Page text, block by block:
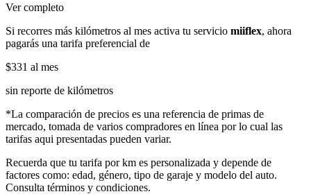
Ver completo
Si recorres más kilómetros al mes activa tu servicio miiflex, ahora
pagarás una tarifa preferencial de
$331 al mes
sin reporte de kilómetros
*La comparación de precios es una referencia de primas de
mercado, tomada de varios compradores en línea por lo cual las
tarifas aqui presentadas pueden variar.
Recuerda que tu tarifa por km es personalizada y depende de
factores como: edad, género, tipo de garaje y modelo del auto.
Consulta términos y condiciones.